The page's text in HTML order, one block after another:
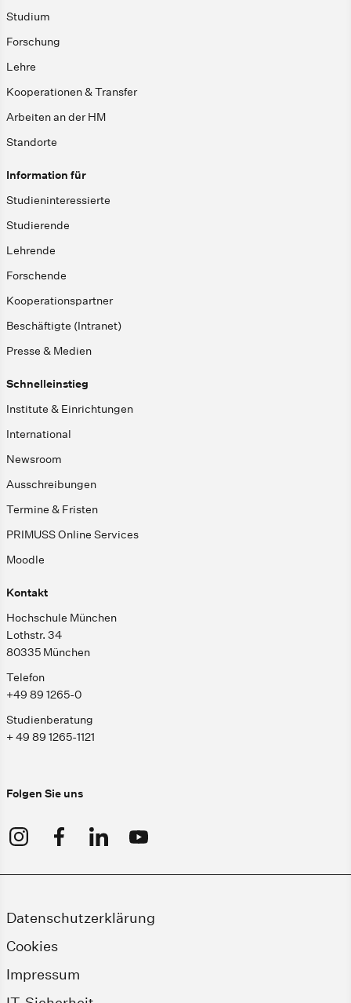
Studium
Forschung
Lehre
Kooperationen & Transfer
Arbeiten an der HM
Standorte
Information für
Studieninteressierte
Studierende
Lehrende
Forschende
Kooperationspartner
Beschäftigte (Intranet)
Presse & Medien
Schnelleinstieg
Institute & Einrichtungen
International
Newsroom
Ausschreibungen
Termine & Fristen
PRIMUSS Online Services
Moodle
Kontakt
Hochschule München
Lothstr. 34
80335 München
Telefon
+49 89 1265-0
Studienberatung
+ 49 89 1265-1121
Folgen Sie uns
Datenschutzerklärung
Cookies
Impressum